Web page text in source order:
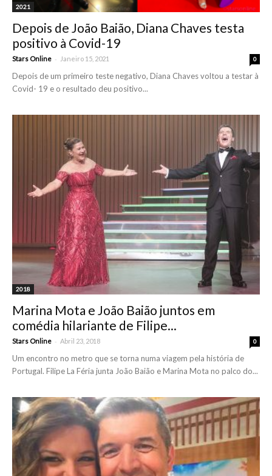
2021
Depois de João Baião, Diana Chaves testa
positivo à Covid-19
Stars Online - Janeiro 15, 2021 0
Depois de um primeiro teste negativo, Diana Chaves voltou a testar à
Covid- 19 e o resultado deu positivo...
2018
Marina Mota e João Baião juntos em
comédia hilariante de Filipe...
Stars Online - Abril 23, 2018 0
Um encontro no metro que se torna numa viagem pela história de
Portugal. Filipe La Féria junta João Baião e Marina Mota no palco do...